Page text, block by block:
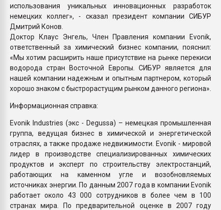
использования уникальных инновационных разработок
немецких коллег», - сказал президент компании СИБУР
Дмитрий Конов.
Доктор Клаус Энгель, Член Правления компании Evonik,
ответственный за химический бизнес компании, пояснил:
«Мы хотим расширить наше присутствие на рынке перекиси
водорода стран Восточной Европы. СИБУР является для
нашей компании надежным и опытным партнером, который
хорошо знаком с быстрорастущим рынком данного региона».
Информационная справка:
Evonik Industries (экс - Degussa) – немецкая промышленная
группа, ведущая бизнес в химической и энергетической
отраслях, а также продаже недвижимости. Evonik - мировой
лидер в производстве специализированных химических
продуктов и эксперт по строительству электростанций,
работающих на каменном угле и возобновляемых
источниках энергии. По данным 2007 года в компании Evonik
работает около 43 000 сотрудников в более чем в 100
странах мира. По предварительной оценке в 2007 году